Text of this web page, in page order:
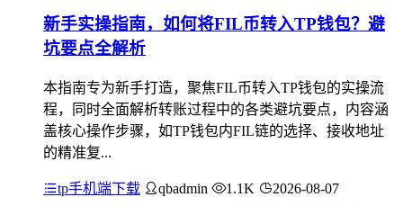
新手实操指南，如何将FIL币转入TP钱包？避
坑要点全解析
本指南专为新手打造，聚焦FIL币转入TP钱包的实操流
程，同时全面解析转账过程中的各类避坑要点，内容涵
盖核心操作步骤，如TP钱包内FIL链的选择、接收地址
的精准复...
tp手机端下载 qbadmin 1.1K 2026-08-07